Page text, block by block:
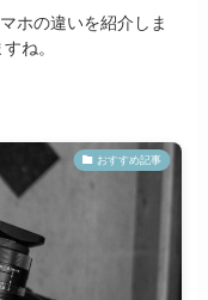
ホの違いを紹介しま
ね。
おすすめ記事